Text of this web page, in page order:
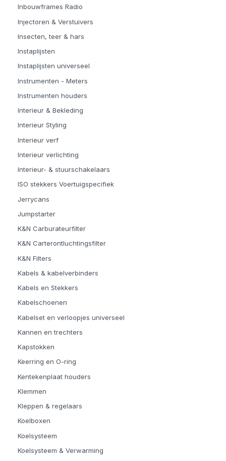
Inbouwframes Radio
Injectoren & Verstuivers
Insecten, teer & hars
Instaplijsten
Instaplijsten universeel
Instrumenten - Meters
Instrumenten houders
Interieur & Bekleding
Interieur Styling
Interieur verf
Interieur verlichting
Interieur- & stuurschakelaars
ISO stekkers Voertuigspecifiek
Jerrycans
Jumpstarter
K&N Carburateurfilter
K&N Carterontluchtingsfilter
K&N Filters
Kabels & kabelverbinders
Kabels en Stekkers
Kabelschoenen
Kabelset en verloopjes universeel
Kannen en trechters
Kapstokken
Keerring en O-ring
Kentekenplaat houders
Klemmen
Kleppen & regelaars
Koelboxen
Koelsysteem
Koelsysteem & Verwarming